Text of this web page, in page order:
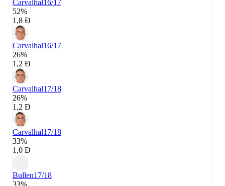
Carvalhal16/17
52%
1,8 Đ
Carvalhal16/17
26%
1,2 Đ
Carvalhal17/18
26%
1,2 Đ
Carvalhal17/18
33%
1,0 Đ
Bullen17/18
33%